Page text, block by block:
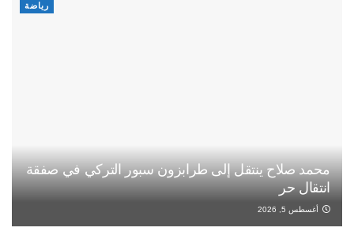
رياضة
محمد صلاح ينتقل إلى طرابزون سبور التركي في صفقة
انتقال حر
أغسطس 5, 2026